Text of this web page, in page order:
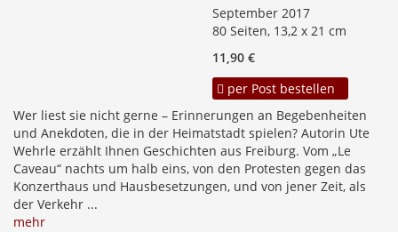
September 2017
80 Seiten, 13,2 x 21 cm
11,90 €
per Post bestellen
Wer liest sie nicht gerne – Erinnerungen an Begebenheiten
und Anekdoten, die in der Heimatstadt spielen? Autorin Ute
Wehrle erzählt Ihnen Geschichten aus Freiburg. Vom „Le
Caveau“ nachts um halb eins, von den Protesten gegen das
Konzerthaus und Hausbesetzungen, und von jener Zeit, als
der Verkehr ...
mehr